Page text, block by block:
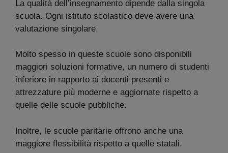
La qualità dell’insegnamento dipende dalla singola
scuola. Ogni istituto scolastico deve avere una
valutazione singolare.
Molto spesso in queste scuole sono disponibili
maggiori soluzioni formative, un numero di studenti
inferiore in rapporto ai docenti presenti e
attrezzature più moderne e aggiornate rispetto a
quelle delle scuole pubbliche.
Inoltre, le scuole paritarie offrono anche una
maggiore flessibilità rispetto a quelle statali.